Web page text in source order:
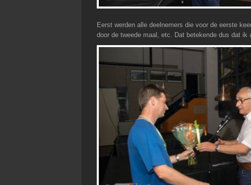
Eerst werden alle deelnemers die voor de eerste
door de tweede maal, etc. Dat betekende dus dat